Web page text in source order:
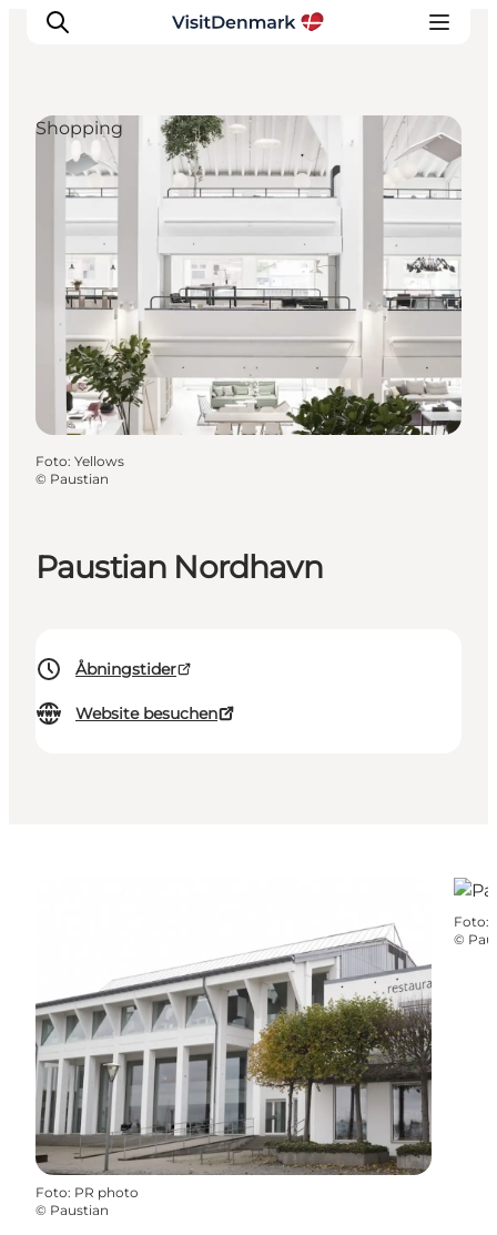
Inspiration
Regionen
Erlebnisse
Unterkünfte
Reiseplanung
Paustian Nordhavn
Åbningstider
Website besuchen
Shopping
Foto: Yellows
© Paustian
Foto: PR photo
© Paustian
Foto:
©